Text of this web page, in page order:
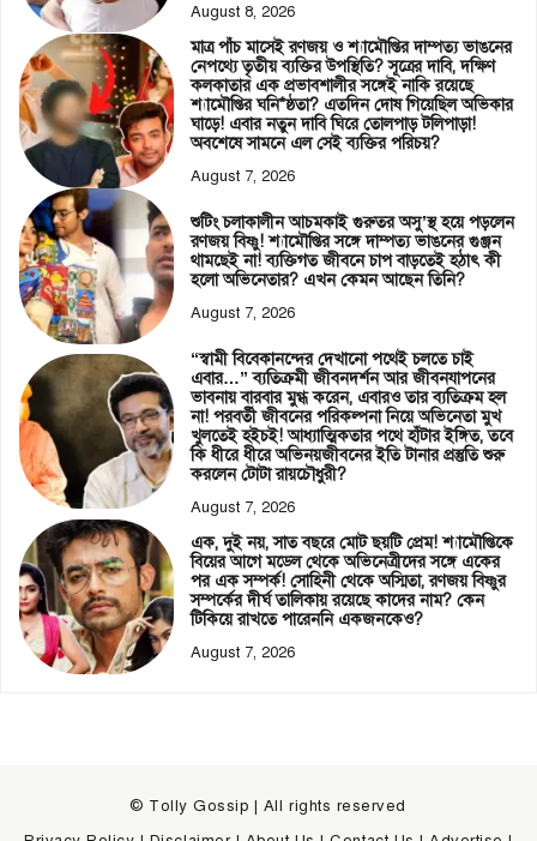
August 8, 2026
মাত্র পাঁচ মাসেই রণজয় ও শ্যামৌপ্তির দাম্পত্য ভাঙনের
নেপথ্যে তৃতীয় ব্যক্তির উপস্থিতি? সূত্রের দাবি, দক্ষিণ
কলকাতার এক প্রভাবশালীর সঙ্গেই নাকি রয়েছে
শ্যামৌপ্তির ঘনি*ষ্ঠতা? এতদিন দোষ গিয়েছিল অভিকার
ঘাড়ে! এবার নতুন দাবি ঘিরে তোলপাড় টলিপাড়া!
অবশেষে সামনে এল সেই ব্যক্তির পরিচয়?
August 7, 2026
শুটিং চলাকালীন আচমকাই গুরুতর অসু’স্থ হয়ে পড়লেন
রণজয় বিষ্ণু! শ্যামৌপ্তির সঙ্গে দাম্পত্য ভাঙনের গুঞ্জন
থামছেই না! ব্যক্তিগত জীবনে চাপ বাড়তেই হঠাৎ কী
হলো অভিনেতার? এখন কেমন আছেন তিনি?
August 7, 2026
“স্বামী বিবেকানন্দের দেখানো পথেই চলতে চাই
এবার…” ব্যতিক্রমী জীবনদর্শন আর জীবনযাপনের
ভাবনায় বারবার মুগ্ধ করেন, এবারও তার ব্যতিক্রম হল
না! পরবর্তী জীবনের পরিকল্পনা নিয়ে অভিনেতা মুখ
খুলতেই হইচই! আধ্যাত্মিকতার পথে হাঁটার ইঙ্গিত, তবে
কি ধীরে ধীরে অভিনয়জীবনের ইতি টানার প্রস্তুতি শুরু
করলেন টোটা রায়চৌধুরী?
August 7, 2026
এক, দুই নয়, সাত বছরে মোট ছয়টি প্রেম! শ্যামৌপ্তিকে
বিয়ের আগে মডেল থেকে অভিনেত্রীদের সঙ্গে একের
পর এক সম্পর্ক! সোহিনী থেকে অস্মিতা, রণজয় বিষ্ণুর
সম্পর্কের দীর্ঘ তালিকায় রয়েছে কাদের নাম? কেন
টিকিয়ে রাখতে পারেননি একজনকেও?
August 7, 2026
© Tolly Gossip | All rights reserved